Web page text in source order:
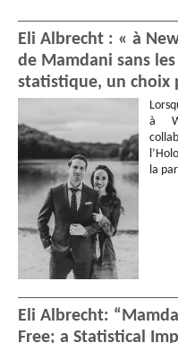
Eli Albrecht : « à
de Mamdani sans
statistique, un choix
à
la
Eli Albrecht:
Free; a Statistical